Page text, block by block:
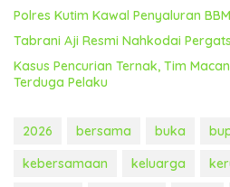
Polres Kutim Kawal Penyaluran
Tabrani Aji Resmi Nahkodai
Kasus Pencurian Ternak, Tim
Terduga Pelaku
2026 bersama buka
kebersamaan
keluarga